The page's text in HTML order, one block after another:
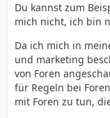
Du kannst zum
mich nicht, ich bin
Da ich mich in
und marketing
von Foren
für Regeln bei
mit Foren zu tun,